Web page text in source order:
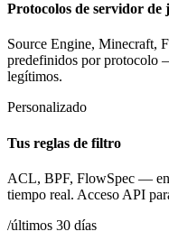
Protocolos de servidor de
Source Engine, Minecraft,
predefinidos por protocolo
legítimos.
Personalizado
Tus reglas de filtro
ACL, BPF, FlowSpec —
tiempo real. Acceso API
/últimos 30 días